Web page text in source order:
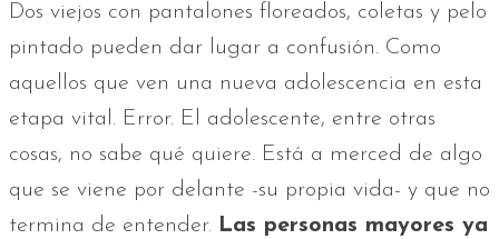
Dos viejos con pantalones floreados, coletas y pelo
pintado pueden dar lugar a confusión. Como
aquellos que ven una nueva adolescencia en esta
etapa vital. Error. El adolescente, entre otras
cosas, no sabe qué quiere. Está a merced de algo
que se viene por delante -su propia vida- y que no
termina de entender. Las personas mayores ya